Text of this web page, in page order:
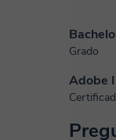
Grado
Adobe